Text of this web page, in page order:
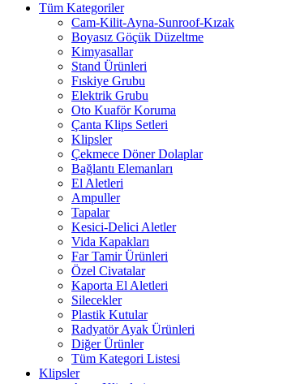
Tüm Kategoriler
Cam-Kilit-Ayna-Sunroof-Kızak
Boyasız Göçük Düzeltme
Kimyasallar
Stand Ürünleri
Fıskiye Grubu
Elektrik Grubu
Oto Kuaför Koruma
Çanta Klips Setleri
Klipsler
Çekmece Döner Dolaplar
Bağlantı Elemanları
El Aletleri
Ampuller
Tapalar
Kesici-Delici Aletler
Vida Kapakları
Far Tamir Ürünleri
Özel Civatalar
Kaporta El Aletleri
Silecekler
Plastik Kutular
Radyatör Ayak Ürünleri
Diğer Ürünler
Tüm Kategori Listesi
Klipsler